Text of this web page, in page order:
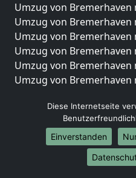
Umzug von Bremerhaven
Umzug von Bremerhaven
Umzug von Bremerhaven
Umzug von Bremerhaven
Umzug von Bremerhaven
Umzug von Bremerhaven
Umzüge-
Umzug von
Umzug von
Umzug von Bremerhaven
Umzug von
Diese Internetseite
Einverstanden